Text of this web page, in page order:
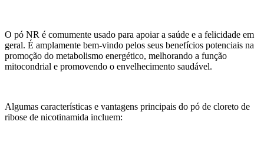
O pó NR é comumente usado para apoiar a saúde e a felicidade em
geral. É amplamente bem-vindo pelos seus benefícios potenciais na
promoção do metabolismo energético, melhorando a função
mitocondrial e promovendo o envelhecimento saudável.
Algumas características e vantagens principais do pó de cloreto de
ribose de nicotinamida incluem: